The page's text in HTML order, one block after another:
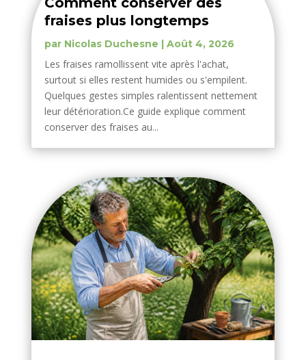
fraises plus longtemps
par Nicolas Duchesne | Août 4, 2026
Les fraises ramollissent vite après l'achat,
surtout si elles restent humides ou s'empilent.
Quelques gestes simples ralentissent nettement
leur détérioration.Ce guide explique comment
conserver des fraises au...